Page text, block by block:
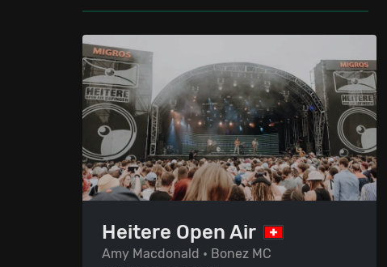
Heitere Open Air
Amy Macdonald • Bonez MC